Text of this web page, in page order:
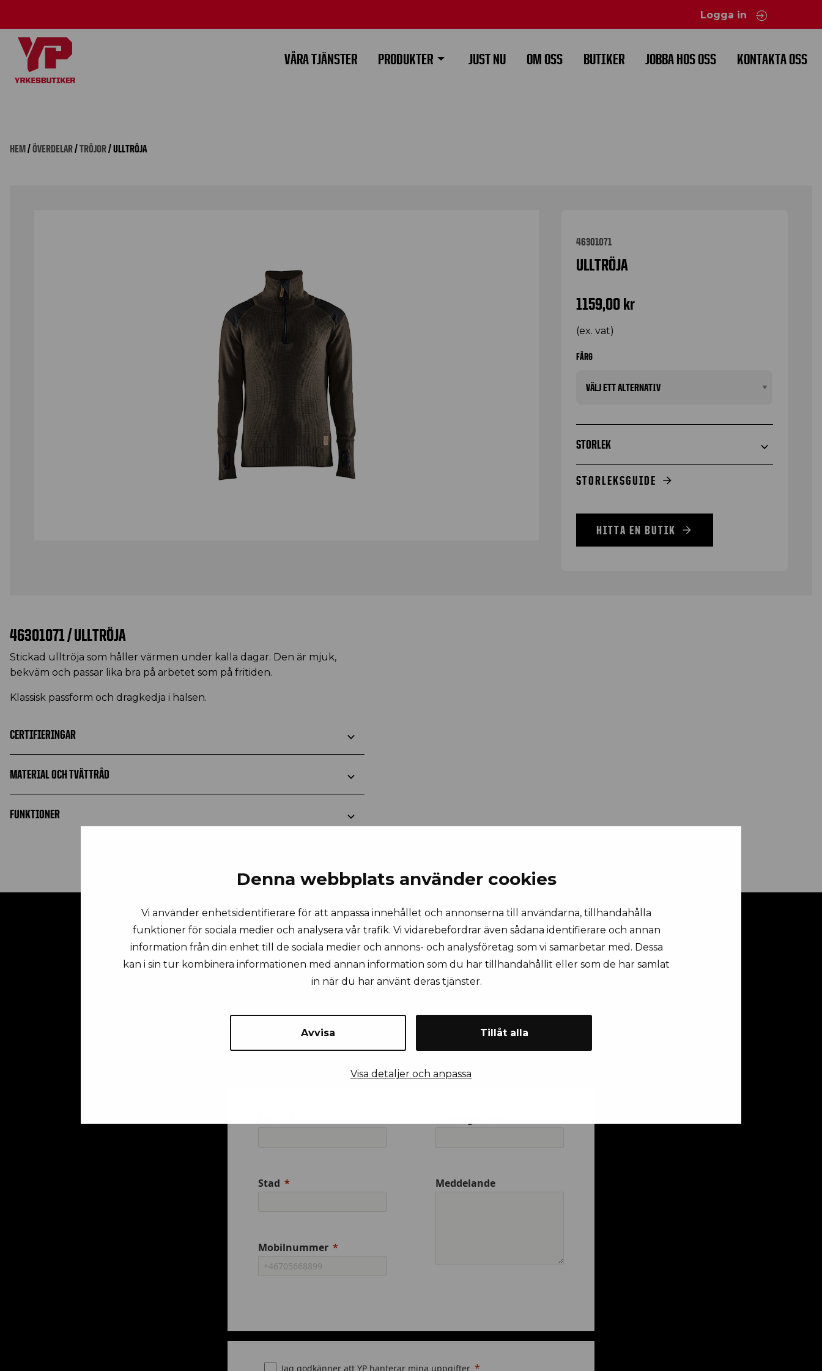
Denna webbplats använder cookies
Vi använder enhetsidentifierare för att anpassa innehållet och annonserna till användarna, tillhandahålla
funktioner för sociala medier och analysera vår trafik. Vi vidarebefordrar även sådana identifierare och annan
information från din enhet till de sociala medier och annons- och analysföretag som vi samarbetar med. Dessa
kan i sin tur kombinera informationen med annan information som du har tillhandahållit eller som de har samlat
in när du har använt deras tjänster.
Avvisa Tillåt alla
Visa detaljer och anpassa
Logga in
VÅRA TJÄNSTER PRODUKTER JUST NU OM OSS BUTIKER JOBBA HOS OSS KONTAKTA OSS
HEM/ÖVERDELAR/TRÖJOR/ ULLTRÖJA
46301071
ULLTRÖJA
1159,00 kr
(ex. vat)
FÄRG
STORLEK
STORLEKSGUIDE
HITTA EN BUTIK
46301071 / ULLTRÖJA
Stickad ulltröja som håller värmen under kalla dagar. Den är mjuk,
bekväm och passar lika bra på arbetet som på fritiden.
Klassisk passform och dragkedja i halsen.
CERTIFIERINGAR
MATERIAL OCH TVÄTTRÅD
FUNKTIONER
KONTAKTA OSS
Förnamn
Stad
Mobilnummer
Efternamn
Meddelande
Jag godkänner att YP hanterar mina uppgifter